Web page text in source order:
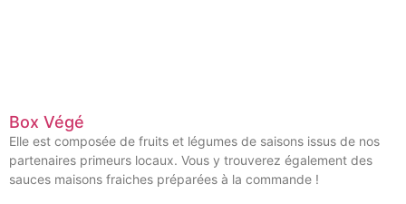
Box Végé
Elle est composée de fruits et légumes de saisons issus de nos
partenaires primeurs locaux. Vous y trouverez également des
sauces maisons fraiches préparées à la commande !